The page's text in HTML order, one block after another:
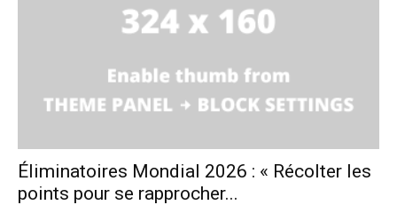
Éliminatoires Mondial 2026 : « Récolter les
points pour se rapprocher...